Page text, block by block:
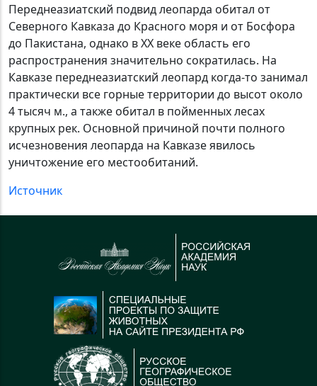
Переднеазиатский подвид леопарда обитал от
Северного Кавказа до Красного моря и от Босфора
до Пакистана, однако в XX веке область его
распространения значительно сократилась. На
Кавказе переднеазиатский леопард когда-то занимал
практически все горные территории до высот около
4 тысяч м., а также обитал в пойменных лесах
крупных рек. Основной причиной почти полного
исчезновения леопарда на Кавказе явилось
уничтожение его местообитаний.
Источник